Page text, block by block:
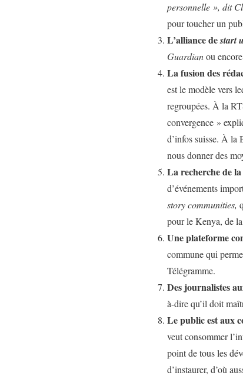
personnelle », dit
pour toucher un
L’alliance destart
Guardianou
La fusion des
est le modèle vers
regroupées. À la
convergence »
d’infos suisse. À la
nous donner des
La recherche de la
d’événements
story communities,
pour le Kenya, de
Une plateforme
commune qui
Télégramme.
Des journalistes
à-dire qu’il doit
Le public est aux
veut consommer
point de tous les
d’instaurer, d’où